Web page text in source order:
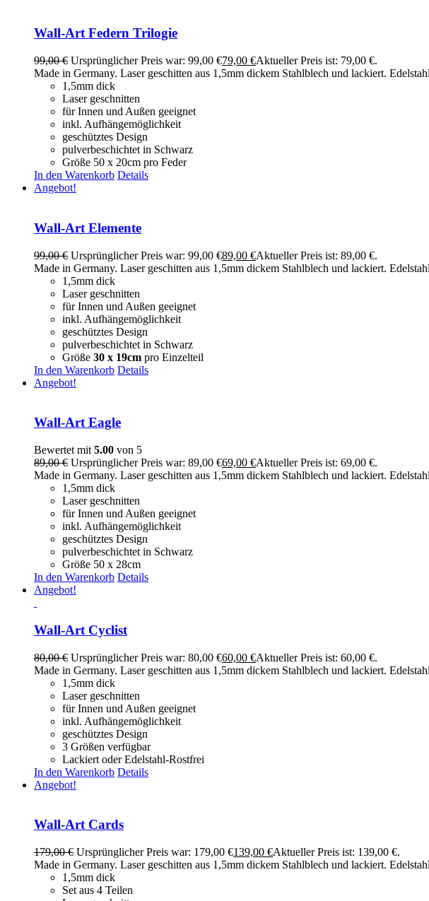
Wall-Art Federn Trilogie
99,00€ Ursprünglicher Preis war: 99,00 €79,00 €Aktueller Preis ist: 79,00 €.
Made in Germany. Laser geschitten aus 1,5mm dickem Stahlblech und lackiert.
1,5mm dick
Laser geschnitten
für Innen und Außen geeignet
inkl. Aufhängemöglichkeit
geschütztes Design
pulverbeschichtet in Schwarz
Größe 50 x 20cm pro Feder
In den Warenkorb Details
Angebot!
Wall-Art Elemente
99,00€ Ursprünglicher Preis war: 99,00 €89,00 €Aktueller Preis ist: 89,00 €.
Made in Germany. Laser geschitten aus 1,5mm dickem Stahlblech und lackiert.
1,5mm dick
Laser geschnitten
für Innen und Außen geeignet
inkl. Aufhängemöglichkeit
geschütztes Design
pulverbeschichtet in Schwarz
Größe 30 x 19cm pro Einzelteil
In den Warenkorb Details
Angebot!
Wall-Art Eagle
Bewertet mit 5.00 von 5
89,00€ Ursprünglicher Preis war: 89,00 €69,00 €Aktueller Preis ist: 69,00 €.
Made in Germany. Laser geschitten aus 1,5mm dickem Stahlblech und lackiert.
1,5mm dick
Laser geschnitten
für Innen und Außen geeignet
inkl. Aufhängemöglichkeit
geschütztes Design
pulverbeschichtet in Schwarz
Größe 50 x 28cm
In den Warenkorb Details
Angebot!
Wall-Art Cyclist
80,00€ Ursprünglicher Preis war: 80,00 €60,00 €Aktueller Preis ist: 60,00 €.
Made in Germany. Laser geschitten aus 1,5mm dickem Stahlblech und lackiert.
1,5mm dick
Laser geschnitten
für Innen und Außen geeignet
inkl. Aufhängemöglichkeit
geschütztes Design
3 Größen verfügbar
Lackiert oder Edelstahl-Rostfrei
In den Warenkorb Details
Angebot!
Wall-Art Cards
179,00€ Ursprünglicher Preis war: 179,00 €139,00 €Aktueller Preis ist: 139,00 €.
Made in Germany. Laser geschitten aus 1,5mm dickem Stahlblech und lackiert.
1,5mm dick
Set aus 4 Teilen